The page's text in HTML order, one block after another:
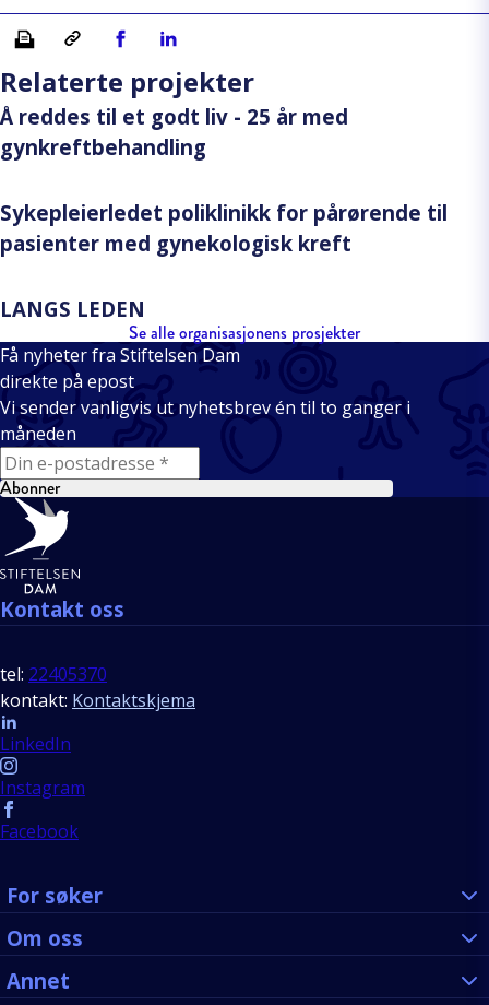
Skriv ut Kopiera länkDel på Facebook
Del på Linkedin
Relaterte projekter
Å reddes til et godt liv - 25 år med
gynkreftbehandling
Sykepleierledet poliklinikk for pårørende til
pasienter med gynekologisk kreft
LANGS LEDEN
Se alle organisasjonens prosjekter
Få nyheter fra Stiftelsen Dam
direkte på epost
Vi sender vanligvis ut nyhetsbrev én til to ganger i
måneden
E-mail
Abonner
Bunntekst
Kontakt oss
tel: 22405370
kontakt: Kontaktskjema
Follow us
LinkedIn
Instagram
Facebook
For søker
Om oss
Annet